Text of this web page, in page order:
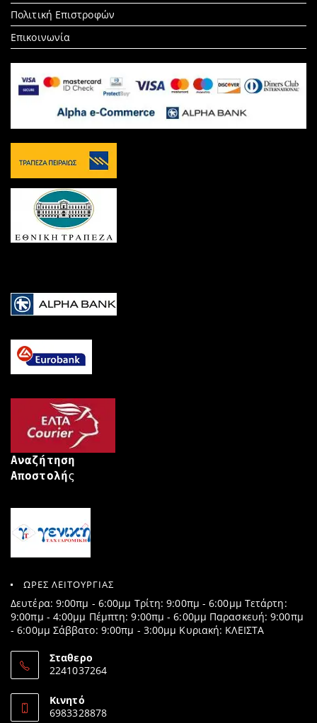
Πολιτική Επιστροφών
Επικοινωνία
Αναζήτηση
Αποστολής
ΩΡΕΣ ΛΕΙΤΟΥΡΓΙΑΣ
Δευτέρα: 9:00πμ - 6:00μμ Τρίτη: 9:00πμ - 6:00μμ Τετάρτη:
9:00πμ - 4:00μμ Πέμπτη: 9:00πμ - 6:00μμ Παρασκευή: 9:00πμ
- 6:00μμ Σάββατο: 9:00πμ - 3:00μμ Κυριακή: ΚΛΕΙΣΤΑ
Σταθερο
2241037264
in
your
Κινητό
6983328878